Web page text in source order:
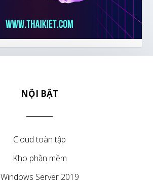
NỘI BẬT
Cloud toàn tập
Kho phần mềm
Windows Server 2019